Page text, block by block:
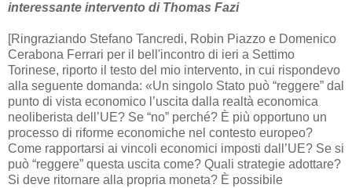
interessante intervento di Thomas Fazi
[Ringraziando Stefano Tancredi, Robin Piazzo e Domenico
Cerabona Ferrari per il bell'incontro di ieri a Settimo
Torinese, riporto il testo del mio intervento, in cui rispondevo
alla seguente domanda: «Un singolo Stato può “reggere” dal
punto di vista economico l’uscita dalla realtà economica
neoliberista dell’UE? Se “no” perché? È più opportuno un
processo di riforme economiche nel contesto europeo?
Come rapportarsi ai vincoli economici imposti dall’UE? Se si
può “reggere” questa uscita come? Quali strategie adottare?
Si deve ritornare alla propria moneta? È possibile